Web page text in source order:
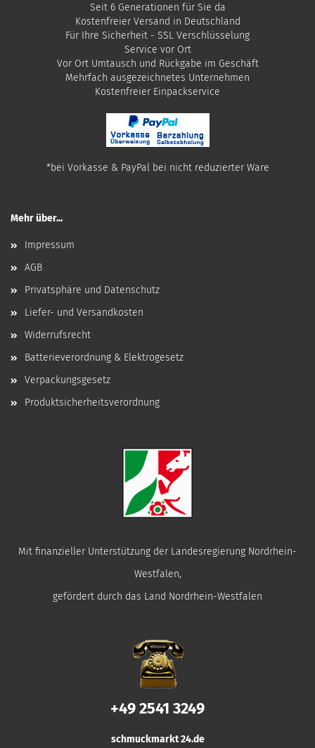
Seit 6 Generationen für Sie da
Kostenfreier Versand in Deutschland
Für Ihre Sicherheit - SSL Verschlüsselung
Service vor Ort
Vor Ort Umtausch und Rückgabe im Geschäft
Mehrfach ausgezeichnetes Unternehmen
​Kostenfreier Einpackservice
*bei Vorkasse & PayPal bei nicht reduzierter Ware
Mehr über...
Impressum
AGB
Privatsphäre und Datenschutz
Liefer- und Versandkosten
Widerrufsrecht
Batterieverordnung & Elektrogesetz
Verpackungsgesetz
Produktsicherheitsverordnung
Mit finanzieller Unterstützung der Landesregierung Nordrhein-
Westfalen,
gefördert durch das Land Nordrhein-Westfalen
+49 2541 3249
schmuckmarkt 24.de